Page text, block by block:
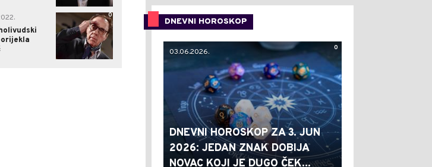
0
DNEVNI HOROSKOP
0
03.06.2026.
DNEVNI HOROSKOP ZA 3. JUN
2026: JEDAN ZNAK DOBIJA
NOVAC KOJI JE DUGO ČEK...